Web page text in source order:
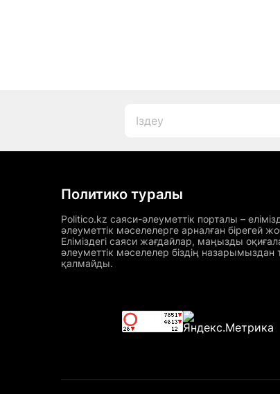
Политико туралы
Politico.kz саяси-әлеуметтік порталы –
әлеуметтік мәселелерге арналған бірегей
Еліміздегі саяси жағдайлар, маңызды
әлеуметтік мәселелер біздің назарымыздан
қалмайды.